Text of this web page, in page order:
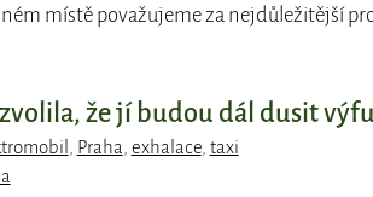
místě považujeme za nejdůležitější
zvolila, že jí budou dál dusit
Praha exhalace, taxi